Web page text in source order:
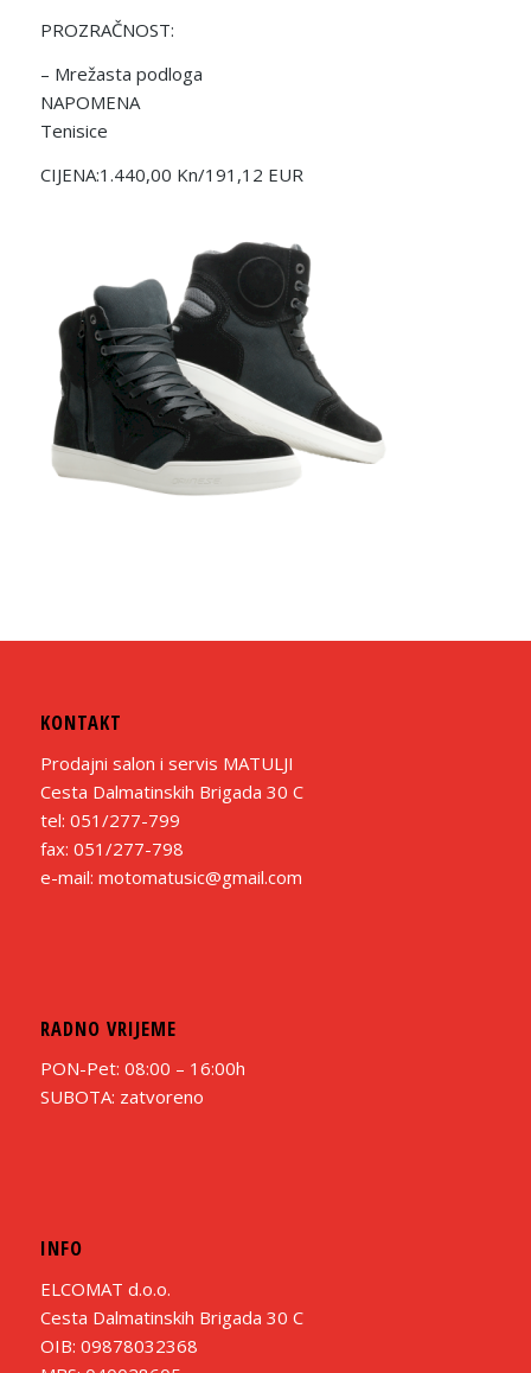
PROZRAČNOST:
– Mrežasta podloga
NAPOMENA
Tenisice
CIJENA:1.440,00 Kn/191,12 EUR
KONTAKT
Prodajni salon i servis MATULJI
Cesta Dalmatinskih Brigada 30 C
tel: 051/277-799
fax: 051/277-798
e-mail: motomatusic@gmail.com
RADNO VRIJEME
PON-Pet: 08:00 – 16:00h
SUBOTA: zatvoreno
INFO
ELCOMAT d.o.o.
Cesta Dalmatinskih Brigada 30 C
OIB: 09878032368